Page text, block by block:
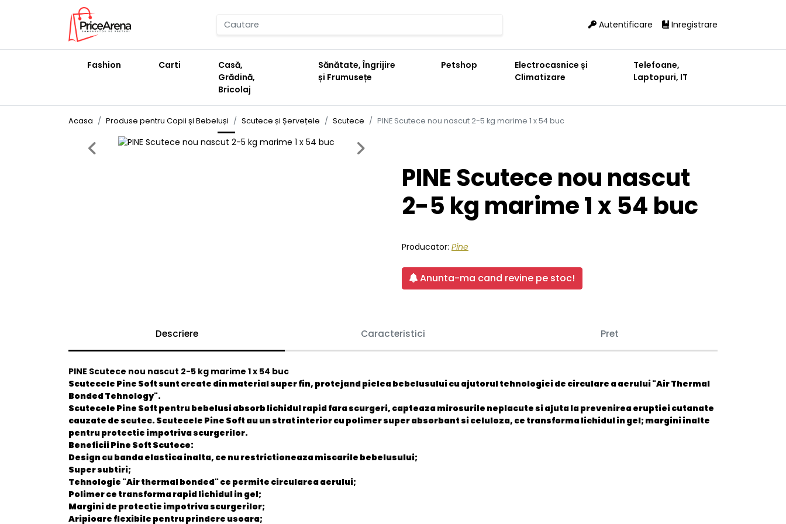
Autentificare Inregistrare
Fashion Carti
Casă,
Grădină,
Bricolaj
Sănătate, Îngrijire
și Frumusețe
Petshop
Electrocasnice și
Climatizare
Telefoane,
Laptopuri, IT
Acasa Produse pentru Copii și Bebeluși Scutece și Șervețele Scutece PINE Scutece nou nascut 2-5 kg marime 1 x 54 buc
Previous Next
PINE Scutece nou nascut
2-5 kg marime 1 x 54 buc
Producator: Pine
Anunta-ma cand revine pe stoc!
Descriere Caracteristici Pret
PINE Scutece nou nascut 2-5 kg marime 1 x 54 buc
Scutecele Pine Soft sunt create din material super fin, protejand pielea bebelusului cu ajutorul tehnologiei de circulare a aerului "Air Thermal
Bonded Tehnology".
Scutecele Pine Soft pentru bebelusi absorb lichidul rapid fara scurgeri, capteaza mirosurile neplacute si ajuta la prevenirea eruptiei cutanate
cauzate de scutec. Scutecele Pine Soft au un strat interior cu polimer super absorbant si celuloza, ce transforma lichidul in gel; margini inalte
pentru protectie impotriva scurgerilor.
Beneficii Pine Soft Scutece:
Design cu banda elastica inalta, ce nu restrictioneaza miscarile bebelusului;
Super subtiri;
Tehnologie "Air thermal bonded" ce permite circularea aerului;
Polimer ce transforma rapid lichidul in gel;
Margini de protectie impotriva scurgerilor;
Aripioare flexibile pentru prindere usoara;